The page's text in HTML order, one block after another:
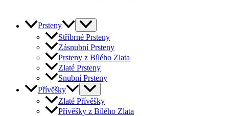
Prsteny
Stříbrné Prsteny
Zásnubní Prsteny
Prsteny z Bílého Zlata
Zlaté Prsteny
Snubní Prsteny
Přívěšky
Zlaté Přívěšky
Přívěšky z Bílého Zlata